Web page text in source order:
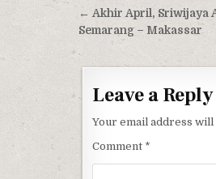
Post
← Akhir April, Sriwijaya
Semarang – Makassar
Leave a Reply
Your email address
Comment *